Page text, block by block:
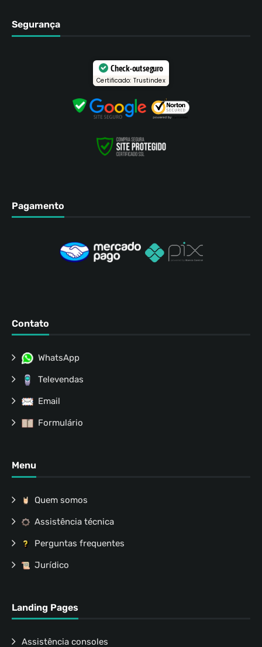
Segurança
Check-out seguro
Certificado: Trustindex
Pagamento
Contato
WhatsApp
Televendas
Email
Formulário
Menu
Quem somos
Assistência técnica
Perguntas frequentes
Jurídico
Landing Pages
Assistência consoles